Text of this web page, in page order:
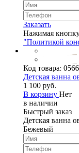
Заказать
Нажимая
"Политикой
Код товара:
Детская ванна
1 100 руб.
В корзину Нет
в наличии
Быстрый заказ
Детская ванна
Бежевый